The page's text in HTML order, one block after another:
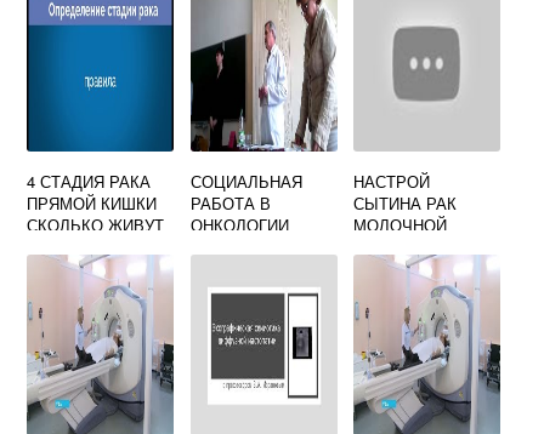
4 СТАДИЯ РАКА
ПРЯМОЙ КИШКИ
СКОЛЬКО ЖИВУТ
СОЦИАЛЬНАЯ
РАБОТА В
ОНКОЛОГИИ
НАСТРОЙ
СЫТИНА РАК
МОЛОЧНОЙ